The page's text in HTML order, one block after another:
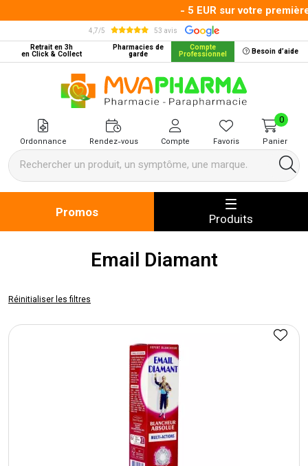
- 5 EUR sur votre
4,7/5
53 avis
Retrait en 3h
en Click & Collect
Pharmacies de
garde
Compte
Professionnel Besoin d’aide
MVA Pharma Votre pharmacie
Ordonnance Rendez-vous Compte Favoris Panier
0
Promos Produits
Email Diamant
Réinitialiser les filtres